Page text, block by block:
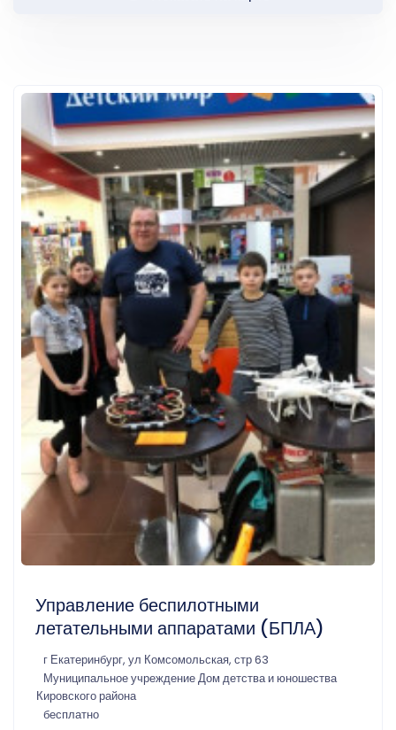
Управление беспилотными
летательными аппаратами (БПЛА)
г Екатеринбург, ул Комсомольская, стр 63
Муниципальное учреждение Дом детства и юношества
Кировского района
бесплатно